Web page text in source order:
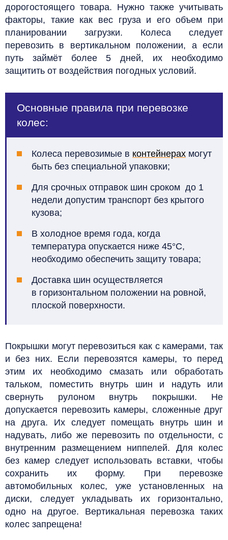
дорогостоящего товара. Нужно также учитывать
факторы, такие как вес груза и его объем при
планировании загрузки. Колеса следует
перевозить в вертикальном положении, а если
путь займёт более 5 дней, их необходимо
защитить от воздействия погодных условий.
Основные правила при перевозке
колес:
Колеса перевозимые в контейнерах могут
быть без специальной упаковки;
Для срочных отправок шин сроком до 1
недели допустим транспорт без крытого
кузова;
В холодное время года, когда
температура опускается ниже 45°C,
необходимо обеспечить защиту товара;
Доставка шин осуществляется
в горизонтальном положении на ровной,
плоской поверхности.
Покрышки могут перевозиться как с камерами, так
и без них. Если перевозятся камеры, то перед
этим их необходимо смазать или обработать
тальком, поместить внутрь шин и надуть или
свернуть рулоном внутрь покрышки. Не
допускается перевозить камеры, сложенные друг
на друга. Их следует помещать внутрь шин и
надувать, либо же перевозить по отдельности, с
внутренним размещением ниппелей. Для колес
без камер следует использовать вставки, чтобы
сохранить их форму. При перевозке
автомобильных колес, уже установленных на
диски, следует укладывать их горизонтально,
одно на другое. Вертикальная перевозка таких
колес запрещена!